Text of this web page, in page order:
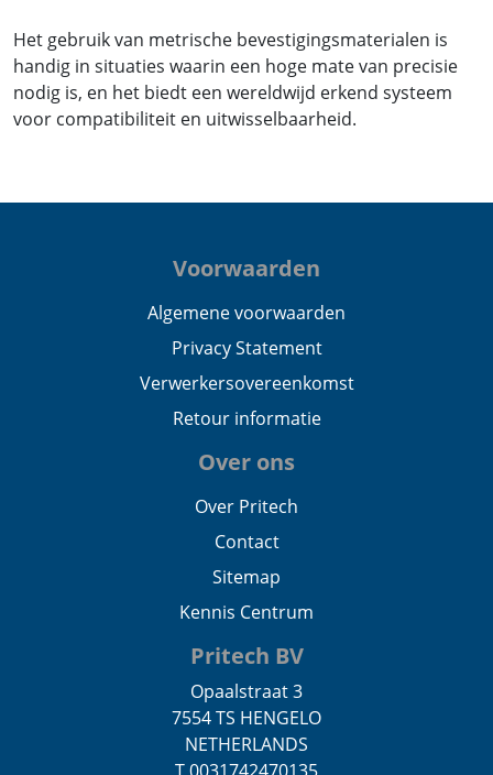
Het gebruik van metrische bevestigingsmaterialen is
handig in situaties waarin een hoge mate van precisie
nodig is, en het biedt een wereldwijd erkend systeem
voor compatibiliteit en uitwisselbaarheid.
Voorwaarden
Algemene voorwaarden
Privacy Statement
Verwerkersovereenkomst
Retour informatie
Over ons
Over Pritech
Contact
Sitemap
Kennis Centrum
Pritech BV
Opaalstraat 3
7554 TS HENGELO
NETHERLANDS